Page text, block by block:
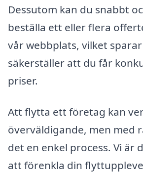
Dessutom kan du snabbt
beställa ett eller flera
vår webbplats, vilket
säkerställer att du får
priser.
Att flytta ett företag kan
överväldigande, men med
det en enkel process. Vi är
att förenkla din